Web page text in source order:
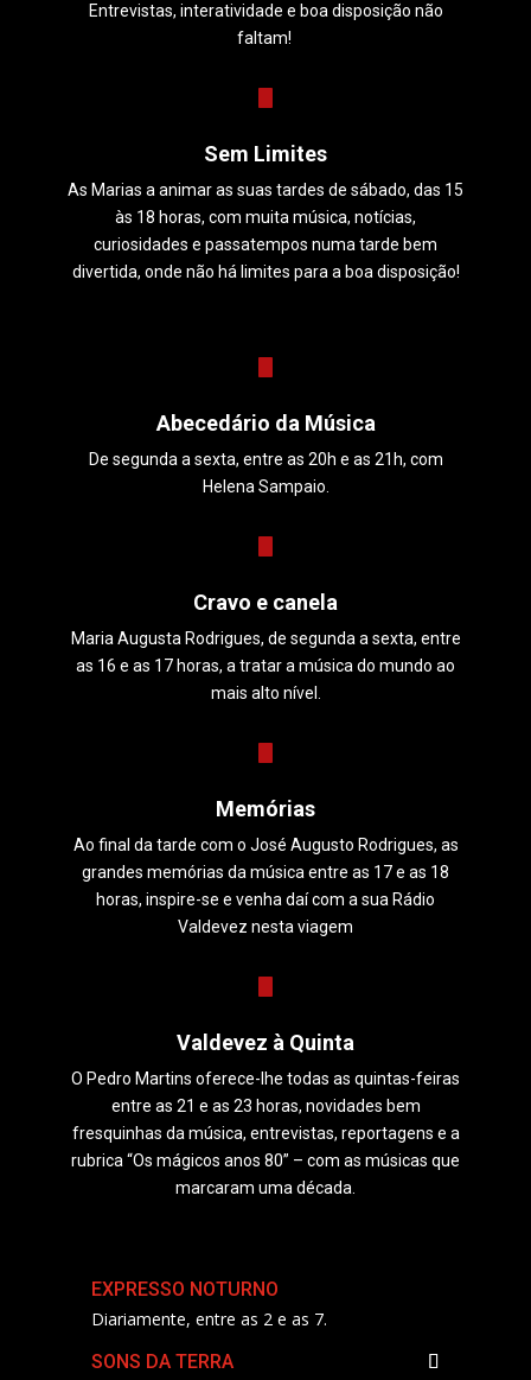
Entrevistas, interatividade e boa disposição não
faltam!
Sem Limites
As Marias a animar as suas tardes de sábado, das 15
às 18 horas, com muita música, notícias,
curiosidades e passatempos numa tarde bem
divertida, onde não há limites para a boa disposição!
Abecedário da Música
De segunda a sexta, entre as 20h e as 21h, com
Helena Sampaio.
Cravo e canela
Maria Augusta Rodrigues, de segunda a sexta, entre
as 16 e as 17 horas, a tratar a música do mundo ao
mais alto nível.
Memórias
Ao final da tarde com o José Augusto Rodrigues, as
grandes memórias da música entre as 17 e as 18
horas, inspire-se e venha daí com a sua Rádio
Valdevez nesta viagem
Valdevez à Quinta
O Pedro Martins oferece-lhe todas as quintas-feiras
entre as 21 e as 23 horas, novidades bem
fresquinhas da música, entrevistas, reportagens e a
rubrica “Os mágicos anos 80” – com as músicas que
marcaram uma década.
EXPRESSO NOTURNO
Diariamente, entre as 2 e as 7.
SONS DA TERRA